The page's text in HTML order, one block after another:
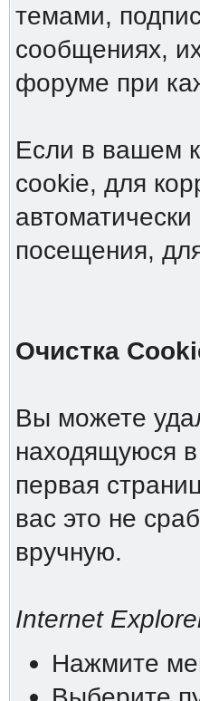
темами,
сообщениях,
форуме при
Если в вашем
cookie, для
посещения,
Очистка
Вы можете
находящуюся
первая
вас это не
вручную.
Internet
Нажмите